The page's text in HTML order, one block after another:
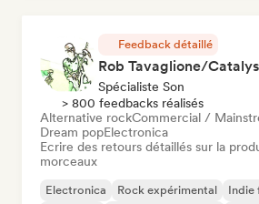
Feedback détaillé
Rob Tavaglione/
Spécialiste Son
> 800 feedbacks réalisés
Alternative rockCommercial /
Dream popElectronica
Ecrire des retours détaillés sur la
morceaux
Electronica Rock expérimental Indie